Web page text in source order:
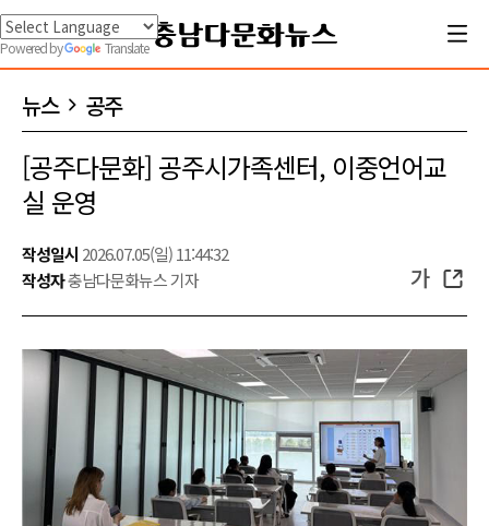
Powered by Translate
뉴스 공주
[공주다문화] 공주시가족센터, 이중언어교
실 운영
작성일시 2026.07.05(일) 11:44:32
작성자충남다문화뉴스 기자 가